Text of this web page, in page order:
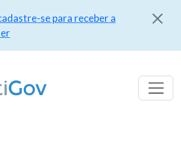
se para receber a